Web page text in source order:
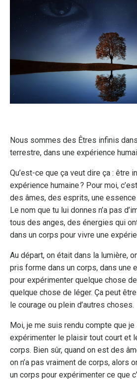
Nous sommes des Êtres infinis
terrestre, dans une expérience
Qu’est-ce que ça veut dire ça : être
expérience humaine ? Pour moi,
des âmes, des esprits, une
Le nom que tu lui donnes n’a pas
tous des anges, des énergies qui
dans un corps pour vivre une
Au départ, on était dans la lumière,
pris forme dans un corps, dans une
pour expérimenter quelque chose
quelque chose de léger. Ça peut
le courage ou plein d’autres choses.
Moi, je me suis rendu compte que je
expérimenter le plaisir tout court et
corps. Bien sûr, quand on est des
on n’a pas vraiment de corps, alors
un corps pour expérimenter ce que